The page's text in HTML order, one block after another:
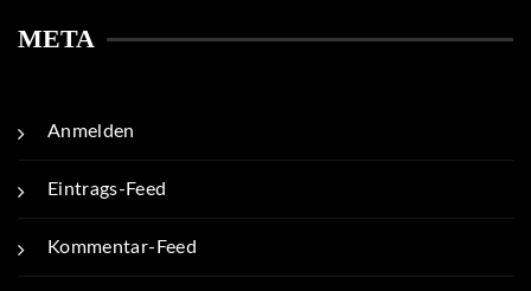
META
Anmelden
Eintrags-Feed
Kommentar-Feed